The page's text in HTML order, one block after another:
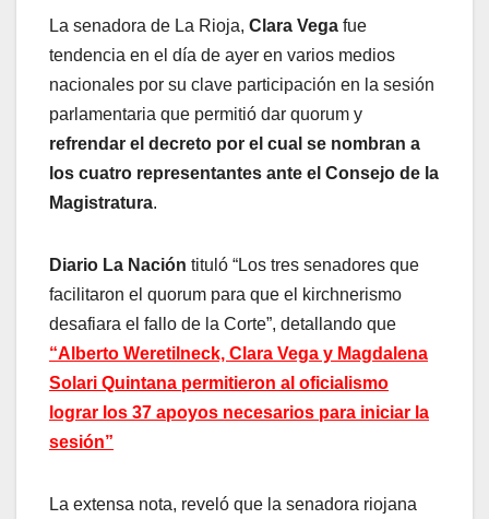
La senadora de La Rioja, Clara Vega fue
tendencia en el día de ayer en varios medios
nacionales por su clave participación en la sesión
parlamentaria que permitió dar quorum y
refrendar el decreto por el cual se nombran a
los cuatro representantes ante el Consejo de la
Magistratura.
Diario La Nación tituló “Los tres senadores que
facilitaron el quorum para que el kirchnerismo
desafiara el fallo de la Corte”, detallando que
“Alberto Weretilneck, Clara Vega y Magdalena
Solari Quintana permitieron al oficialismo
lograr los 37 apoyos necesarios para iniciar la
sesión”
La extensa nota, reveló que la senadora riojana